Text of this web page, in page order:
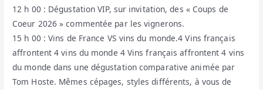
12 h 00 : Dégustation VIP, sur invitation, des « Coups de
Coeur 2026 » commentée par les vignerons.
15 h 00 : Vins de France VS vins du monde.4 Vins français
affrontent 4 vins du monde 4 Vins français affrontent 4 vins
du monde dans une dégustation comparative animée par
Tom Hoste. Mêmes cépages, styles différents, à vous de